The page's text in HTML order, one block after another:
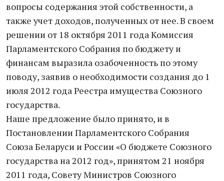
вопросы содержания этой собственности, а
также учет доходов, полученных от нее. В своем
решении от 18 октября 2011 года Комиссия
Парламентского Собрания по бюджету и
финансам выразила озабоченность по этому
поводу, заявив о необходимости создания до 1
июля 2012 года Реестра имущества Союзного
государства.
Наше предложение было принято, и в
Постановлении Парламентского Собрания
Союза Беларуси и России «О бюджете Союзного
государства на 2012 год», принятом 21 ноября
2011 года, Совету Министров Союзного